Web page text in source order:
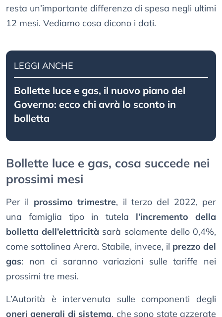
resta un’importante differenza di spesa negli ultimi
12 mesi. Vediamo cosa dicono i dati.
LEGGI ANCHE
Bollette luce e gas, il nuovo piano del
Governo: ecco chi avrà lo sconto in
bolletta
Bollette luce e gas, cosa succede nei
prossimi mesi
Per il prossimo trimestre, il terzo del 2022, per
una famiglia tipo in tutela l’incremento della
bolletta dell’elettricità sarà solamente dello 0,4%,
come sottolinea Arera. Stabile, invece, il prezzo del
gas: non ci saranno variazioni sulle tariffe nei
prossimi tre mesi.
L’Autorità è intervenuta sulle componenti degli
oneri generali di sistema, che sono state azzerate